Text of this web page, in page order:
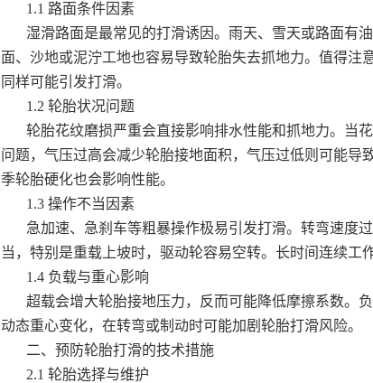
1.1 路面条件因素
湿滑路面是最常见的打滑诱因。雨天、雪天或路面有
面、沙地或泥泞工地也容易导致轮胎失去抓地力。值得注
同样可能引发打滑。
1.2 轮胎状况问题
轮胎花纹磨损严重会直接影响排水性能和抓地力。当花
问题，气压过高会减少轮胎接地面积，气压过低则可能
季轮胎硬化也会影响性能。
1.3 操作不当因素
急加速、急刹车等粗暴操作极易引发打滑。转弯速度
当，特别是重载上坡时，驱动轮容易空转。长时间连续工
1.4 负载与重心影响
超载会增大轮胎接地压力，反而可能降低摩擦系数。
动态重心变化，在转弯或制动时可能加剧轮胎打滑风险。
二、预防轮胎打滑的技术措施
2.1 轮胎选择与维护